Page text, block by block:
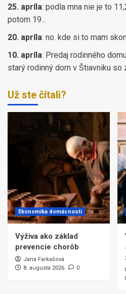
25. apríla: podla mna nie je to
potom 19...
20. apríla: no. kde si to mam
10. apríla: Predaj rodinného
starý rodinný dom v Štiavniku so
Už ste čítali?
Ekonomika domácnosti
Výživa ako základ
prevencie chorôb
Jana Farkašová
8. augusta 2026
0